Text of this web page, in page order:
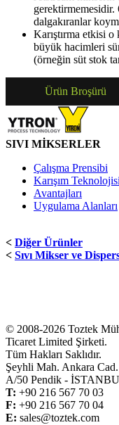
gerektirmemesidir.
dalgakıranlar
Karıştırma etkisi
büyük hacimleri
(örneğin süt stok
Ürün Broşürü
SIVI MİKSERLER
Çalışma Prensibi
Karışım
Avantajları
Uygulama Alanları
< Diğer Ürünler
< Sıvı Mikser ve
© 2008-2026 Toztek
Ticaret Limited Şirketi.
Tüm Hakları Saklıdır.
Şeyhli Mah. Ankara
A/50 Pendik -
T: +90 216 567 70 03
F: +90 216 567 70 04
E: sales@toztek.com